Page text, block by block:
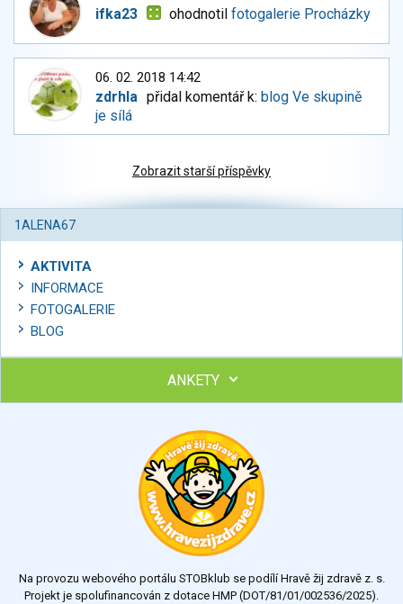
ifka23 ohodnotilfotogalerie Procházky
06. 02. 2018 14:42
zdrhla přidal komentář k: blog Ve skupině
je sílá
Zobrazit starší příspěvky
1ALENA67
AKTIVITA
INFORMACE
FOTOGALERIE
BLOG
ANKETY
Výsledky Všechny ankety
Na provozu webového portálu STOBklub se podílí Hravě žij zdravě z. s.
Projekt je spolufinancován z dotace HMP (DOT/81/01/002536/2025).